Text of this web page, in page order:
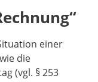
einer
die
(vgl. § 253